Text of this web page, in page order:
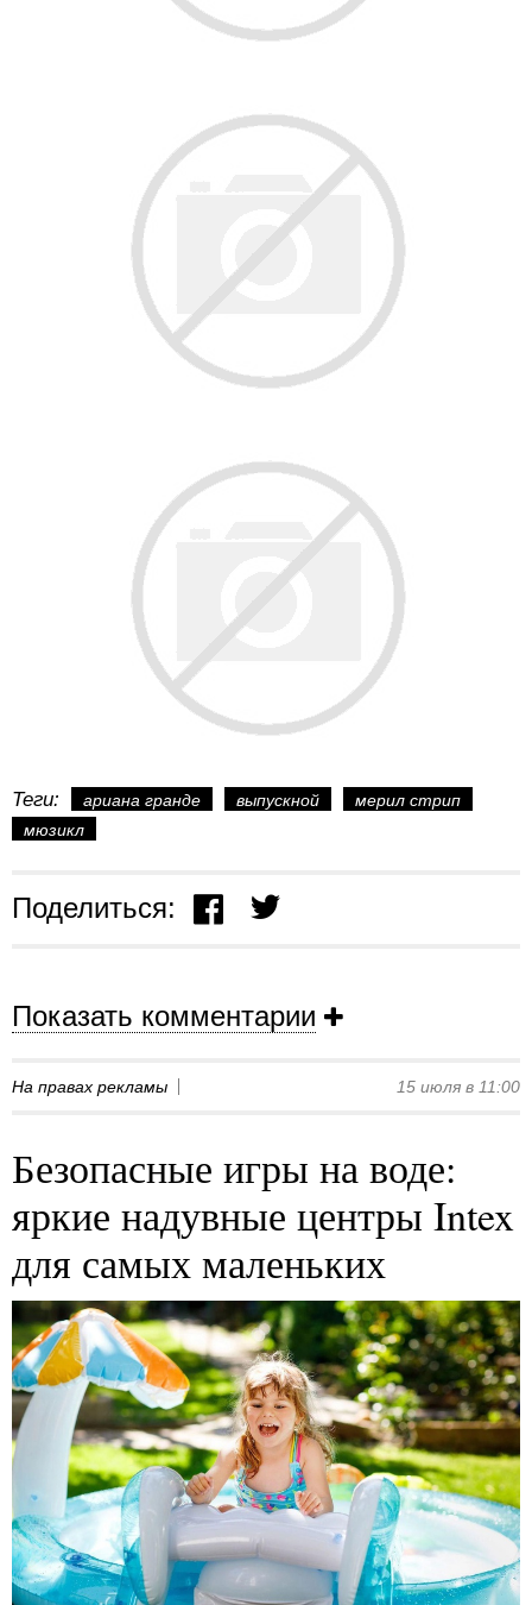
Теги: ариана гранде выпускной
мерил стрип
мюзикл
Поделиться:
Показать комментарии
На правах рекламы 15 июля в 11:00
Безопасные игры на воде:
яркие надувные центры Intex
для самых маленьких